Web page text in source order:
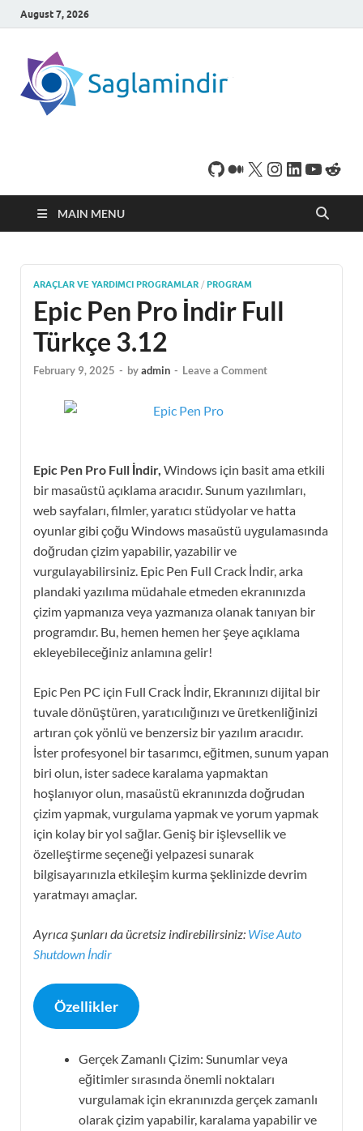
August 7, 2026
indirebileceğiniz sade
bir indirme sitesidir.
MAIN MENU
ARAÇLAR VE YARDIMCI PROGRAMLAR / PROGRAM
Epic Pen Pro İndir Full
Türkçe 3.12
February 9, 2025 - byadmin - Leave a Comment
Epic Pen Pro Full İndir, Windows için basit ama etkili
bir masaüstü açıklama aracıdır. Sunum yazılımları,
web sayfaları, filmler, yaratıcı stüdyolar ve hatta
oyunlar gibi çoğu Windows masaüstü uygulamasında
doğrudan çizim yapabilir, yazabilir ve
vurgulayabilirsiniz. Epic Pen Full Crack İndir, arka
plandaki yazılıma müdahale etmeden ekranınızda
çizim yapmanıza veya yazmanıza olanak tanıyan bir
programdır. Bu, hemen hemen her şeye açıklama
ekleyebileceğiniz anlamına gelir!
Epic Pen PC için Full Crack İndir, Ekranınızı dijital bir
tuvale dönüştüren, yaratıcılığınızı ve üretkenliğinizi
artıran çok yönlü ve benzersiz bir yazılım aracıdır.
İster profesyonel bir tasarımcı, eğitmen, sunum yapan
biri olun, ister sadece karalama yapmaktan
hoşlanıyor olun, masaüstü ekranınızda doğrudan
çizim yapmak, vurgulama yapmak ve yorum yapmak
için kolay bir yol sağlar. Geniş bir işlevsellik ve
özelleştirme seçeneği yelpazesi sunarak
bilgisayarınızla etkileşim kurma şeklinizde devrim
yaratmayı amaçlar.
Ayrıca şunları da ücretsiz indirebilirsiniz: Wise Auto
Shutdown İndir
Özellikler
Gerçek Zamanlı Çizim: Sunumlar veya
eğitimler sırasında önemli noktaları
vurgulamak için ekranınızda gerçek zamanlı
olarak çizim yapabilir, karalama yapabilir ve